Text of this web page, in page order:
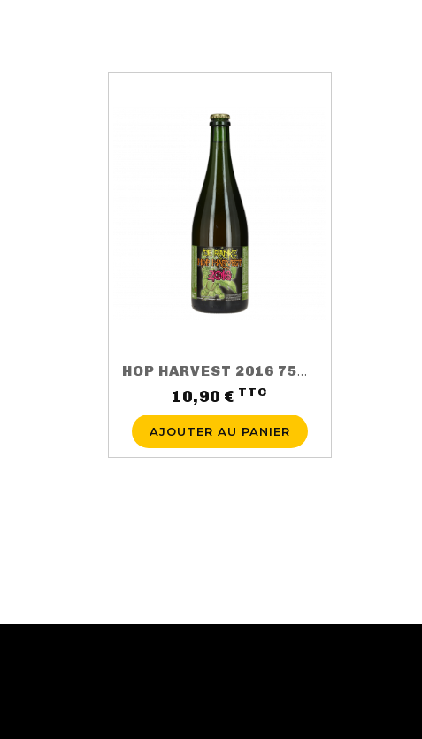
HOP HARVEST 2016 75CL 5.5%
10,90 € TTC
AJOUTER AU PANIER